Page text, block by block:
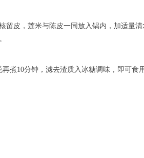
皮，莲米与陈皮一同放入锅内，加适量
煮10分钟，滤去渣质入冰糖调味，即可食